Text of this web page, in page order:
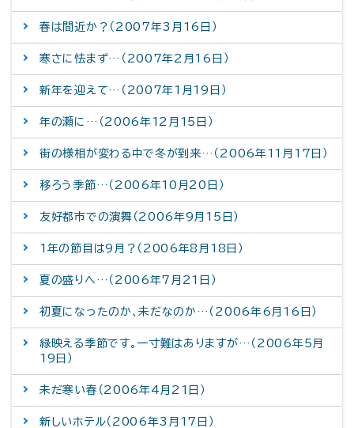
春は間近か？（2007年3月16日）
寒さに怯まず…（2007年2月16日）
新年を迎えて…（2007年1月19日）
年の瀬に…（2006年12月15日）
街の様相が変わる中で冬が到来…（2006年11月17日）
移ろう季節…（2006年10月20日）
友好都市での演舞（2006年9月15日）
1年の節目は9月？（2006年8月18日）
夏の盛りへ…（2006年7月21日）
初夏になったのか、未だなのか…（2006年6月16日）
緑映える季節です。一寸難はありますが…（2006年5月
19日）
未だ寒い春（2006年4月21日）
新しいホテル（2006年3月17日）